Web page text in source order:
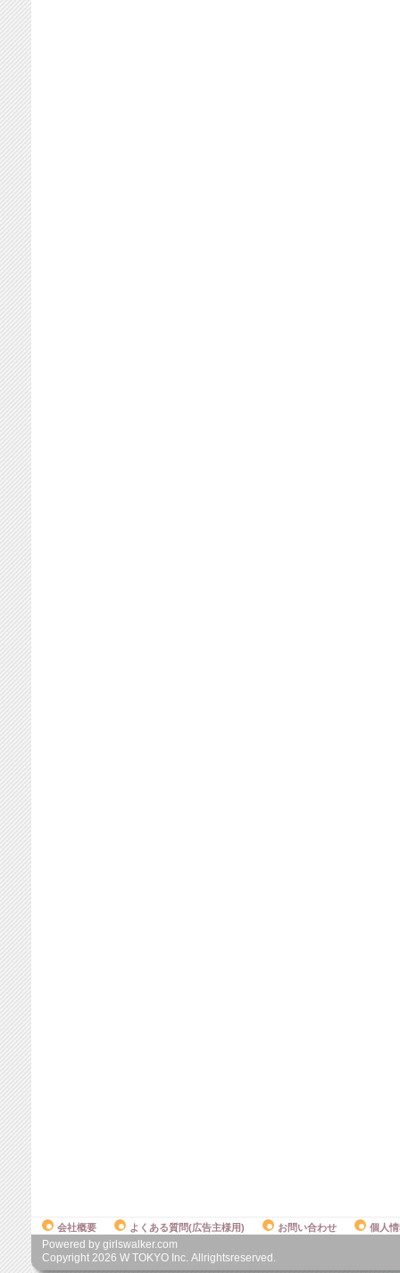
会社概要 よくある質問(広告主様用) お問い合わせ 個人
Powered by girlswalker.com
Copyright 2026 W TOKYO Inc. Allrightsreserved.